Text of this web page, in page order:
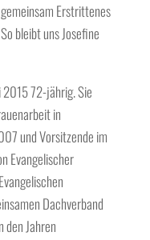
Erstrittenes
bleibt uns Josefine
72-jährig. Sie
in
und Vorsitzende im
Evangelischer
Dachverband
den Jahren